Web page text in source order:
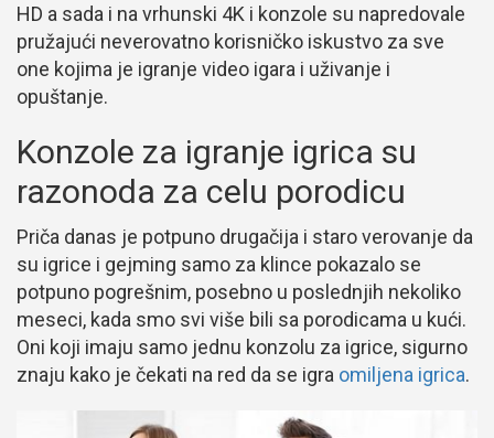
HD a sada i na vrhunski 4K i konzole su napredovale
pružajući neverovatno korisničko iskustvo za sve
one kojima je igranje video igara i uživanje i
opuštanje.
Konzole za igranje igrica su
razonoda za celu porodicu
Priča danas je potpuno drugačija i staro verovanje da
su igrice i gejming samo za klince pokazalo se
potpuno pogrešnim, posebno u poslednjih nekoliko
meseci, kada smo svi više bili sa porodicama u kući.
Oni koji imaju samo jednu konzolu za igrice, sigurno
znaju kako je čekati na red da se igra omiljena igrica.